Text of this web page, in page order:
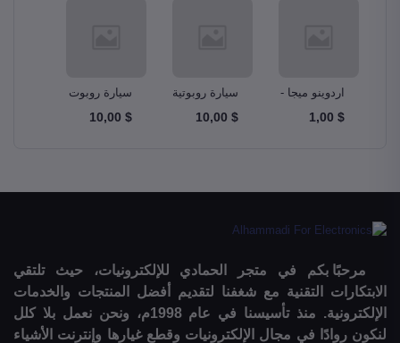
اردوينو ميجا -
2560
$ 1,00
سيارة روبوتية
Robotics Car
$ 10,00
سيارة روبوت
Robot Car
$ 10,00
مرحبًا بكم في متجر الحمادي للإلكترونيات، حيث تلتقي
الابتكارات التقنية مع شغفنا لتقديم أفضل المنتجات والخدمات
الإلكترونية. منذ تأسيسنا في عام 1998م، ونحن نعمل بلا كلل
لنكون روادًا في مجال الإلكترونيات وقطع غيارها وإنترنت الأشياء